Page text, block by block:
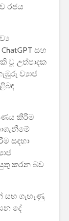
රජය
සහ
වූ උත්පාදක
ව්‍යාජ
කිරීම
සඳහා
කරන බව
සහ ගැහැණු
දේ
බරපතල